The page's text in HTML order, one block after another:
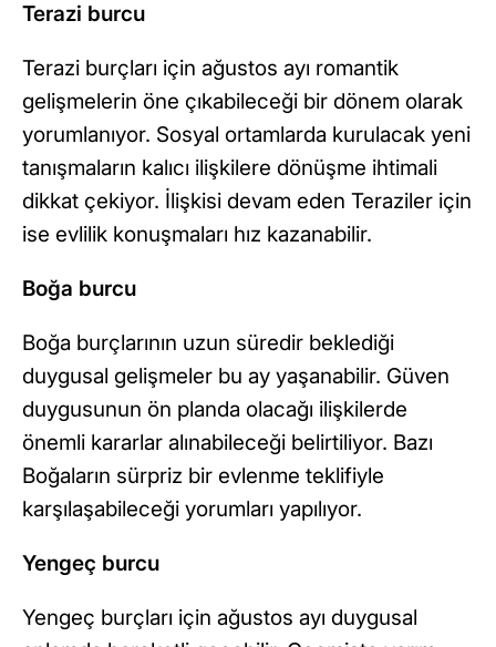
Terazi burcu
Terazi burçları için ağustos ayı romantik
gelişmelerin öne çıkabileceği bir dönem olarak
yorumlanıyor. Sosyal ortamlarda kurulacak yeni
tanışmaların kalıcı ilişkilere dönüşme ihtimali
dikkat çekiyor. İlişkisi devam eden Teraziler için
ise evlilik konuşmaları hız kazanabilir.
Boğa burcu
Boğa burçlarının uzun süredir beklediği
duygusal gelişmeler bu ay yaşanabilir. Güven
duygusunun ön planda olacağı ilişkilerde
önemli kararlar alınabileceği belirtiliyor. Bazı
Boğaların sürpriz bir evlenme teklifiyle
karşılaşabileceği yorumları yapılıyor.
Yengeç burcu
Yengeç burçları için ağustos ayı duygusal